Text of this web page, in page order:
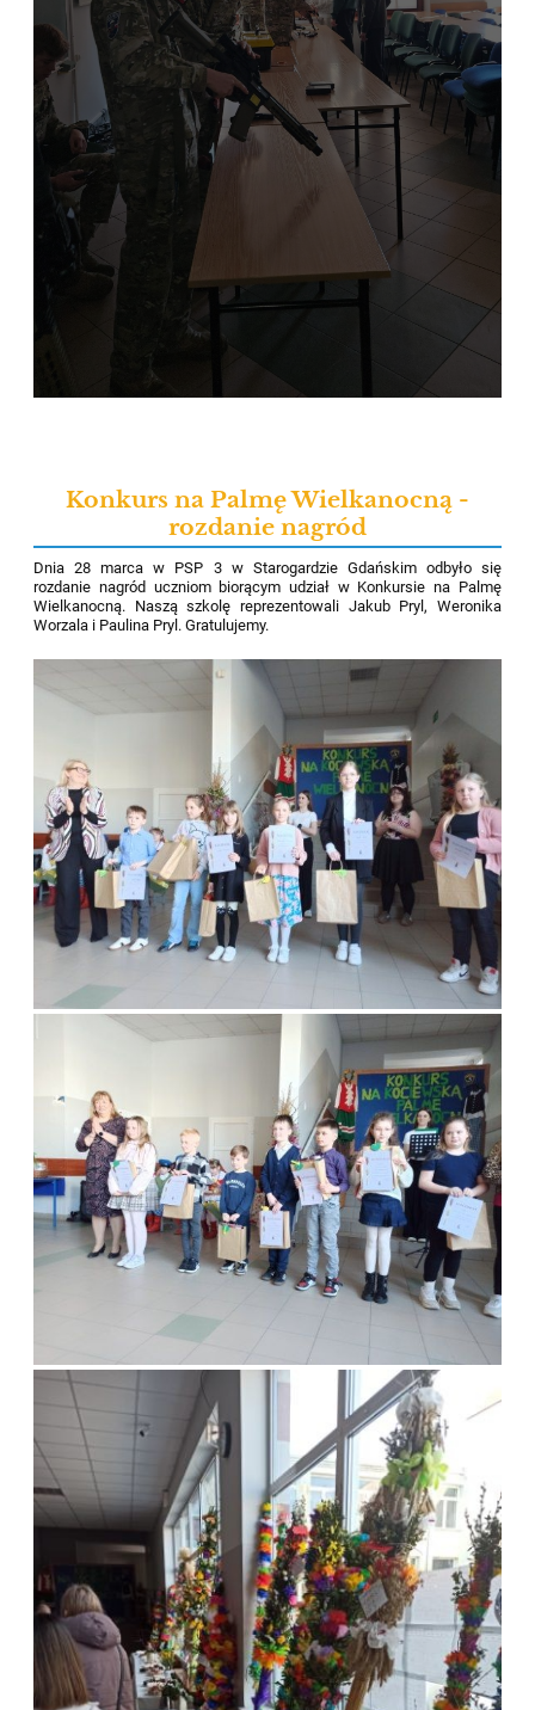
Konkurs na Palmę Wielkanocną -
rozdanie nagród
Dnia 28 marca w PSP 3 w Starogardzie Gdańskim odbyło się
rozdanie nagród uczniom biorącym udział w Konkursie na Palmę
Wielkanocną. Naszą szkolę reprezentowali Jakub Pryl, Weronika
Worzala i Paulina Pryl. Gratulujemy.